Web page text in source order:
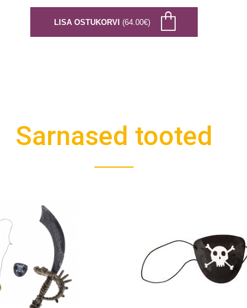
LISA OSTUKORVI (64.00€)
Sarnased tooted